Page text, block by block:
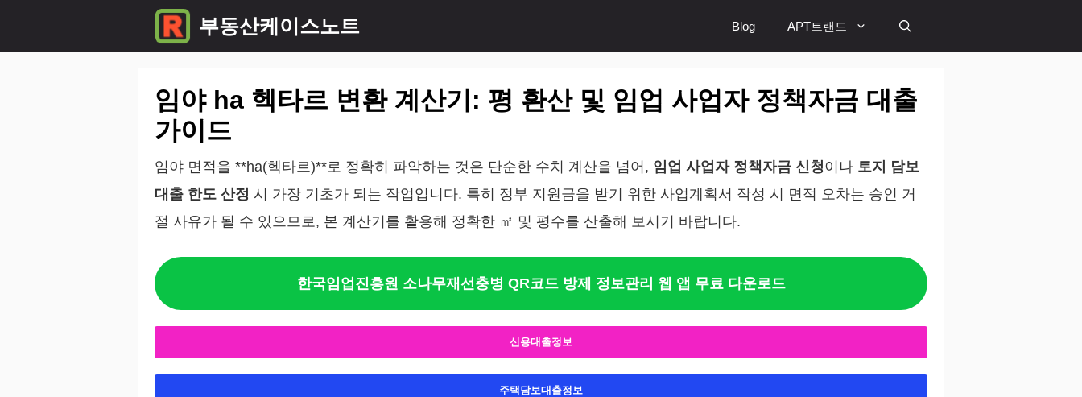
부동산케이스노트 Blog APT트랜드
임야 ha 헥타르 변환 계산기: 평 환산 및 임업 사업자 정책자금 대출
가이드
임야 면적을 **ha(헥타르)**로 정확히 파악하는 것은 단순한 수치 계산을 넘어, 임업 사업자 정책자금 신청이나 토지 담보
대출 한도 산정 시 가장 기초가 되는 작업입니다. 특히 정부 지원금을 받기 위한 사업계획서 작성 시 면적 오차는 승인 거
절 사유가 될 수 있으므로, 본 계산기를 활용해 정확한 ㎡ 및 평수를 산출해 보시기 바랍니다.
한국임업진흥원 소나무재선충병 QR코드 방제 정보관리 웹 앱 무료 다운로드
신용대출정보
주택담보대출정보